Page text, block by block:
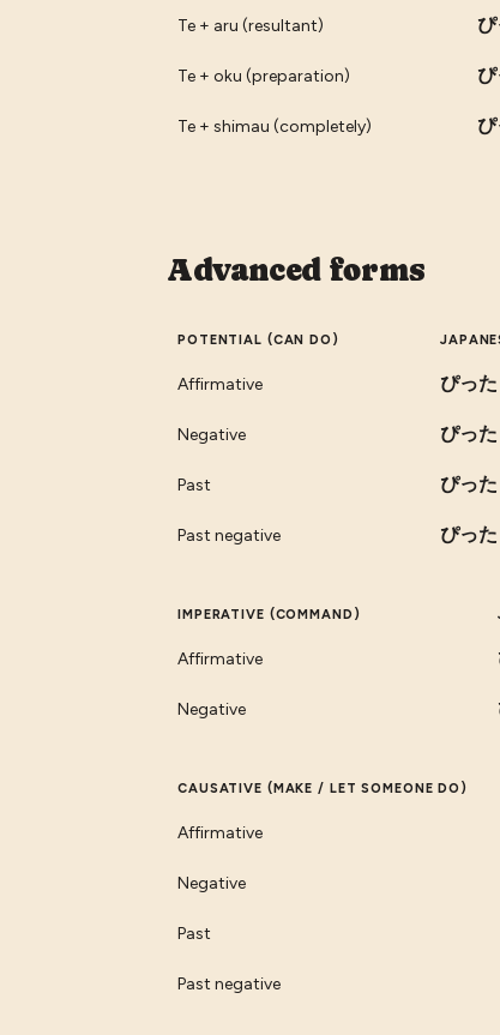
Te + aru (resultant)
Te + oku (preparation)
Te + shimau (completely)
Advanced forms
POTENTIAL (CAN DO)
Affirmative ぴっ
Negative ぴっ
Past ぴっ
Past negative ぴっ
IMPERATIVE (COMMAND)
Affirmative
Negative
CAUSATIVE (MAKE / LET SOMEONE DO)
Affirmative
Negative
Past
Past negative